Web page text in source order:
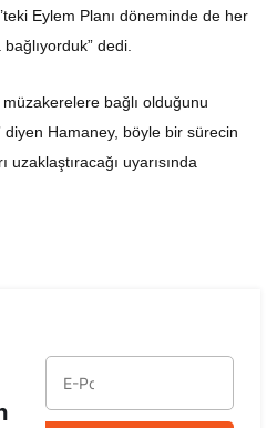
Eylem Planı döneminde de her
dedi.
müzakerelere bağlı olduğunu
diyen Hamaney, böyle bir sürecin
uzaklaştıracağı uyarısında